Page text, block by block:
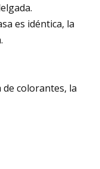
es idéntica, la
colorantes, la